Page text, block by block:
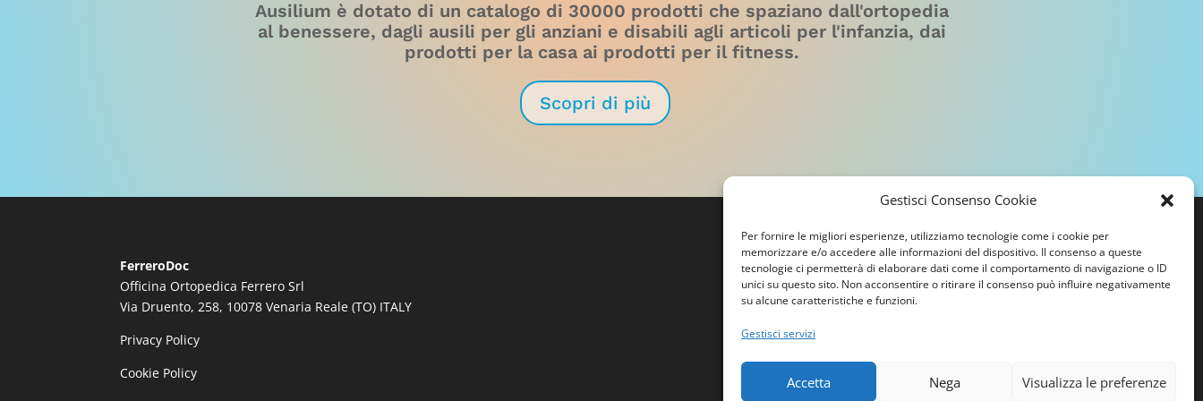
Gestisci Consenso Cookie
Per fornire le migliori esperienze, utilizziamo tecnologie come i cookie per
memorizzare e/o accedere alle informazioni del dispositivo. Il consenso a queste
tecnologie ci permetterà di elaborare dati come il comportamento di navigazione o ID
unici su questo sito. Non acconsentire o ritirare il consenso può influire negativamente
su alcune caratteristiche e funzioni.
Gestisci servizi
Accetta Nega Visualizza le preferenze
Ausilium è dotato di un catalogo di 30000 prodotti che spaziano dall'ortopedia
al benessere, dagli ausili per gli anziani e disabili agli articoli per l'infanzia, dai
prodotti per la casa ai prodotti per il fitness.
Scopri di più
FerreroDoc
Officina Ortopedica Ferrero Srl
Via Druento, 258, 10078 Venaria Reale (TO) ITALY
Privacy Policy
Cookie Policy